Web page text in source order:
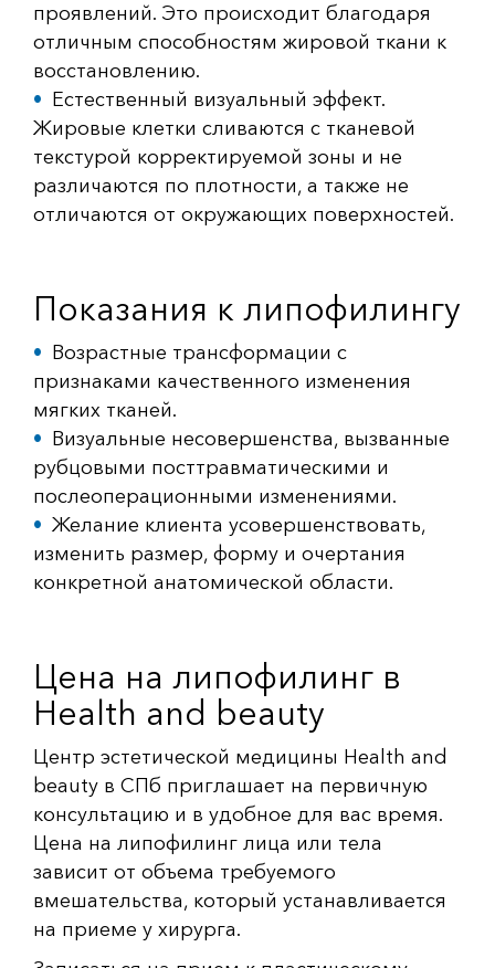
проявлений. Это происходит благодаря
отличным способностям жировой ткани к
восстановлению.
Естественный визуальный эффект.
Жировые клетки сливаются с тканевой
текстурой корректируемой зоны и не
различаются по плотности, а также не
отличаются от окружающих поверхностей.
Показания к липофилингу
Возрастные трансформации с
признаками качественного изменения
мягких тканей.
Визуальные несовершенства, вызванные
рубцовыми посттравматическими и
послеоперационными изменениями.
Желание клиента усовершенствовать,
изменить размер, форму и очертания
конкретной анатомической области.
Цена на липофилинг в
Heаlth and beauty
Центр эстетической медицины Heаlth and
beauty в СПб приглашает на первичную
консультацию и в удобное для вас время.
Цена на липофилинг лица или тела
зависит от объема требуемого
вмешательства, который устанавливается
на приеме у хирурга.